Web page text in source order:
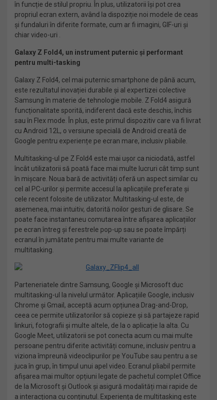
în funcție de stilul propriu. În plus, utilizatorii își pot crea
propriul ecran extern, având la dispoziție noi modele de ceas
și fundaluri în diferite formate, cum ar fi imagini, GIF-uri și
chiar video-uri .
Galaxy Z Fold4, un instrument puternic și performant
pentru multi-tasking
Galaxy Z Fold4, cel mai puternic smartphone de până acum,
este rezultatul inovației durabile și al expertizei colective
Samsung în materie de tehnologie mobile. Z Fold4 asigură
funcționalitate sporită, indiferent dacă este deschis, închis
sau în Flex mode. În plus, este primul dispozitiv care va fi livrat
cu Android 12L, o versiune specială de Android creată de
Google pentru experiențe pe ecran mare, inclusiv pliabile.
Multitasking-ul pe Z Fold4 este mai ușor ca niciodată, astfel
încât utilizatorii să poată face mai multe lucruri cât timp sunt
în mișcare. Noua bară de activități oferă un aspect similar cu
cel al PC-urilor și permite accesul la aplicațiile preferate și
cele recent folosite de utilizator. Multitasking-ul este, de
asemenea, mai intuitiv, datorită noilor gesturi de glisare. Se
poate face instantaneu comutarea între afișarea aplicațiilor
pe ecran întreg și ferestrele pop-up sau se poate împărți
ecranul în jumătate pentru mai multe variante de
multitasking.
Parteneriatele dintre Samsung, Google și Microsoft duc
multitasking-ul la nivelul următor. Aplicațiile Google, inclusiv
Chrome și Gmail, acceptă acum opțiunea Drag-and-Drop,
ceea ce permite utilizatorilor să copieze și să partajeze rapid
linkuri, fotografii și multe altele, de la o aplicație la alta. Cu
Google Meet, utilizatorii se pot conecta acum cu mai multe
persoane pentru diferite activități comune, inclusiv pentru a
viziona împreună videoclipurilor pe YouTube sau pentru a se
juca în grup, în timpul unui apel video. Ecranul pliabil permite
afișarea mai multor opțiuni legate de pachetul complet Office
de la Microsoft și Outlook și asigură modalități mai rapide de
a interacționa cu conținutul. Experiența de multitasking este